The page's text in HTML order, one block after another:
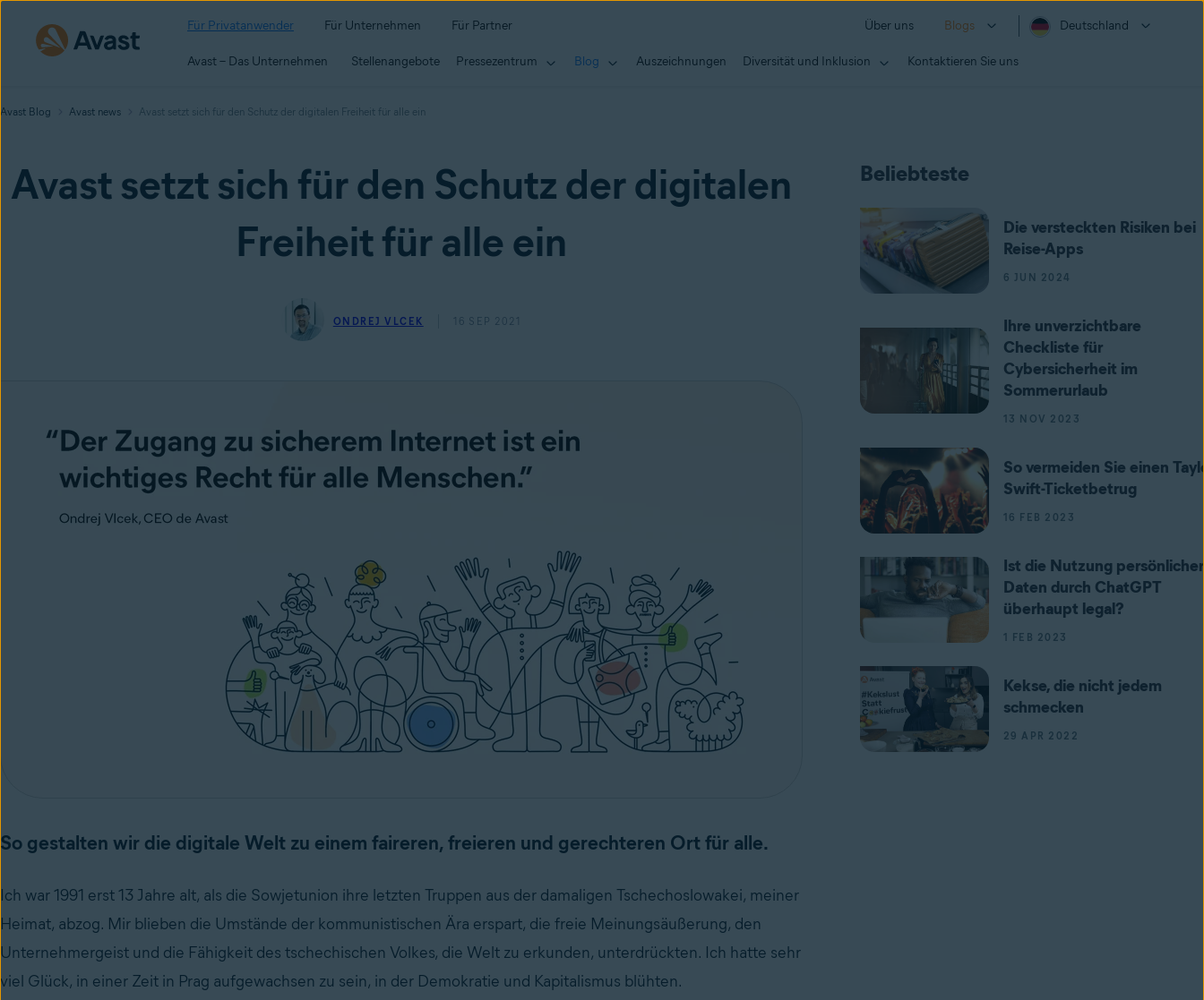
Für Privatanwender Für Unternehmen Für Partner Über uns Blogs Deutschland
Avast – Das Unternehmen Stellenangebote Pressezentrum Blog Auszeichnungen Diversität und Inklusion Kontaktieren Sie uns
Avast Blog Avast news Avast setzt sich für den Schutz der digitalen Freiheit für alle ein
Avast setzt sich für den Schutz der digitalen
Freiheit für alle ein
ONDREJ VLCEK 16 SEP 2021
So gestalten wir die digitale Welt zu einem faireren, freieren und gerechteren Ort für alle.
Ich war 1991 erst 13 Jahre alt, als die Sowjetunion ihre letzten Truppen aus der damaligen Tschechoslowakei, meiner
Heimat, abzog. Mir blieben die Umstände der kommunistischen Ära erspart, die freie Meinungsäußerung, den
Unternehmergeist und die Fähigkeit des tschechischen Volkes, die Welt zu erkunden, unterdrückten. Ich hatte sehr
viel Glück, in einer Zeit in Prag aufgewachsen zu sein, in der Demokratie und Kapitalismus blühten.
Beliebteste
Die versteckten Risiken bei
Reise-Apps
6 JUN 2024
Ihre unverzichtbare
Checkliste für
Cybersicherheit im
Sommerurlaub
13 NOV 2023
So vermeiden Sie einen
Swift-Ticketbetrug
16 FEB 2023
Ist die Nutzung persönlicher
Daten durch ChatGPT
überhaupt legal?
1 FEB 2023
Kekse, die nicht jedem
schmecken
29 APR 2022